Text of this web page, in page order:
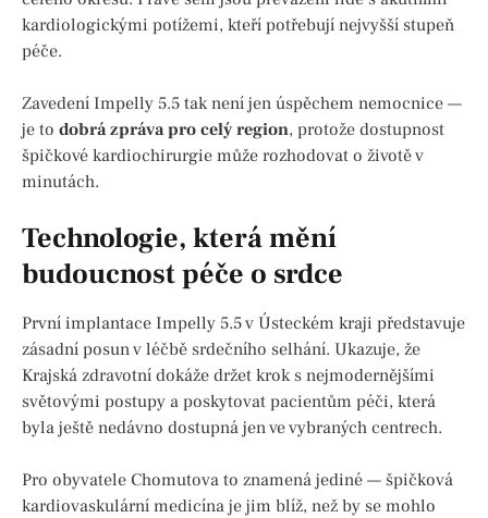
kardiologickými potížemi, kteří potřebují nejvyšší stupeň
péče.
Zavedení Impelly 5.5 tak není jen úspěchem nemocnice —
je to dobrá zpráva pro celý region, protože dostupnost
špičkové kardiochirurgie může rozhodovat o životě v
minutách.
Technologie, která mění
budoucnost péče o srdce
První implantace Impelly 5.5 v Ústeckém kraji představuje
zásadní posun v léčbě srdečního selhání. Ukazuje, že
Krajská zdravotní dokáže držet krok s nejmodernějšími
světovými postupy a poskytovat pacientům péči, která
byla ještě nedávno dostupná jen ve vybraných centrech.
Pro obyvatele Chomutova to znamená jediné — špičková
kardiovaskulární medicína je jim blíž, než by se mohlo